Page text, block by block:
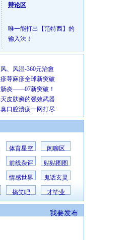
辩论区
唯一能打出【范特西】的
输入法！
体育星空 闲聊区
前线杂评 贴贴图图
情感世界 鬼话玄灵
搞笑吧 才毕业
我要发布